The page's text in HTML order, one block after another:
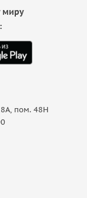
пом. 48Н
миру